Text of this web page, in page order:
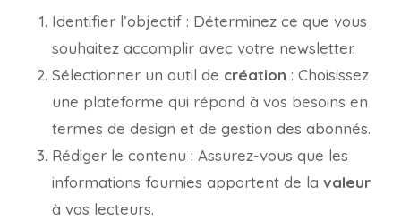
Identifier l’objectif : Déterminez ce que vous
souhaitez accomplir avec votre newsletter.
Sélectionner un outil de création : Choisissez
une plateforme qui répond à vos besoins en
termes de design et de gestion des abonnés.
Rédiger le contenu : Assurez-vous que les
informations fournies apportent de la valeur
à vos lecteurs.